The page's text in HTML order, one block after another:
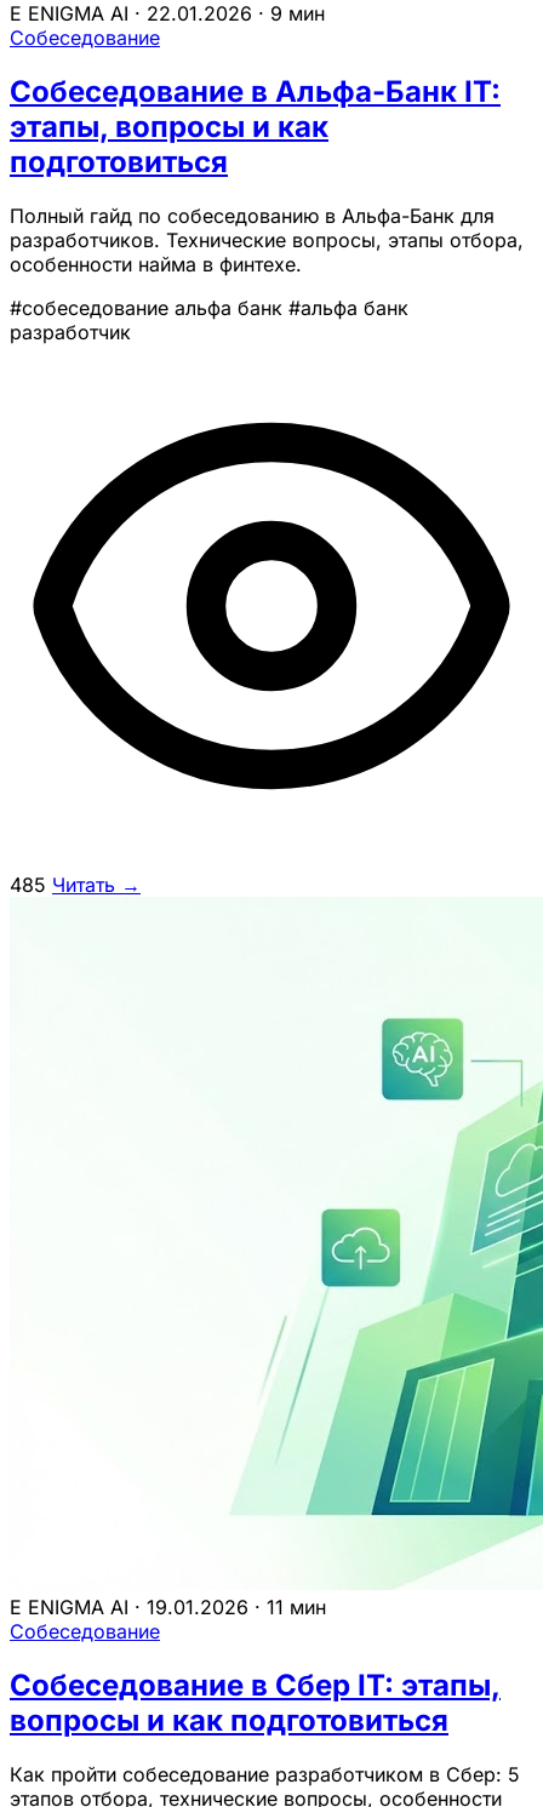
E ENIGMA AI · 22.01.2026 · 9 мин
Собеседование
Собеседование в Альфа-Банк IT:
этапы, вопросы и как
подготовиться
Полный гайд по собеседованию в Альфа-Банк для
разработчиков. Технические вопросы, этапы отбора,
особенности найма в финтехе.
#собеседование альфа банк #альфа банк
разработчик
485 Читать →
E ENIGMA AI · 19.01.2026 · 11 мин
Собеседование
Собеседование в Сбер IT: этапы,
вопросы и как подготовиться
Как пройти собеседование разработчиком в Сбер: 5
этапов отбора, технические вопросы, особенности